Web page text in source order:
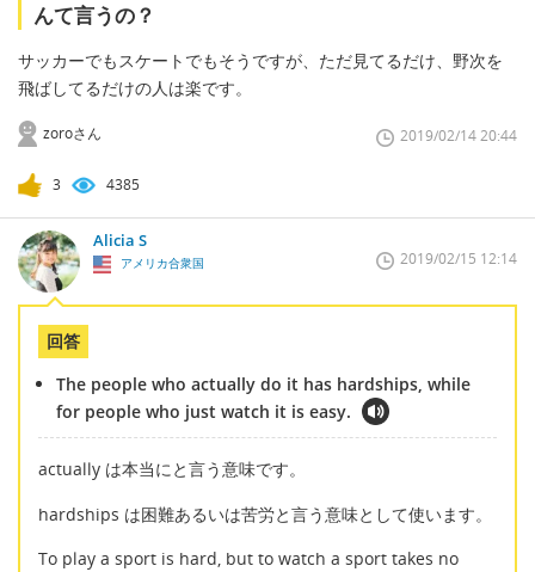
んて言うの？
サッカーでもスケートでもそうですが、ただ見てるだけ、野次を
飛ばしてるだけの人は楽です。
zoroさん 2019/02/14 20:44
3 4385
Alicia S
アメリカ合衆国 2019/02/15 12:14
回答
The people who actually do it has hardships, while
for people who just watch it is easy.
actually は本当にと言う意味です。
hardships は困難あるいは苦労と言う意味として使います。
To play a sport is hard, but to watch a sport takes no